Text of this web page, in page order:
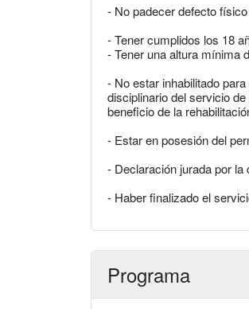
- No padecer defecto
- Tener cumplidos los 18
- Tener una altura mínima
- No estar inhabilitado
disciplinario del servicio
beneficio de la
- Estar en posesión del
- Declaración jurada por
- Haber finalizado el
Programa